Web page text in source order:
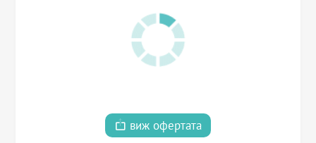
виж офертата